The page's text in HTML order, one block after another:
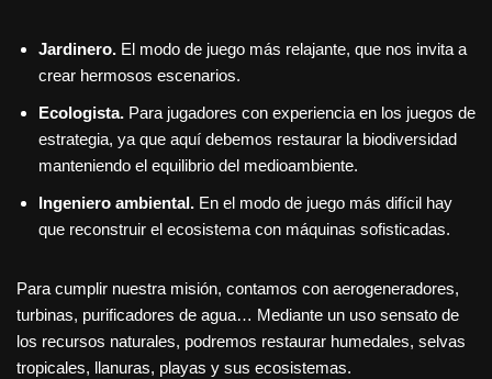
Jardinero. El modo de juego más relajante, que nos invita a
crear hermosos escenarios.
Ecologista. Para jugadores con experiencia en los juegos de
estrategia, ya que aquí debemos restaurar la biodiversidad
manteniendo el equilibrio del medioambiente.
Ingeniero ambiental. En el modo de juego más difícil hay
que reconstruir el ecosistema con máquinas sofisticadas.
Para cumplir nuestra misión, contamos con aerogeneradores,
turbinas, purificadores de agua… Mediante un uso sensato de
los recursos naturales, podremos restaurar humedales, selvas
tropicales, llanuras, playas y sus ecosistemas.